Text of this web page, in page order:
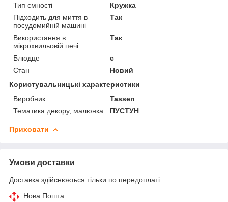
Тип ємності
Кружка
Підходить для миття в
посудомийній машині
Так
Використання в
мікрохвильовій печі
Так
Блюдце
є
Стан
Новий
Користувальницькі характеристики
Виробник
Tassen
Тематика декору, малюнка
ПУСТУН
Приховати
Умови доставки
Доставка здійснюється тільки по передоплаті.
Нова Пошта